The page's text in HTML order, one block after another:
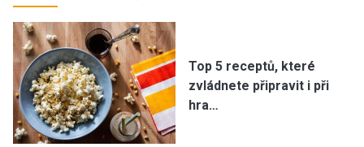
Top 5 receptů, které
zvládnete připravit i při
hra…